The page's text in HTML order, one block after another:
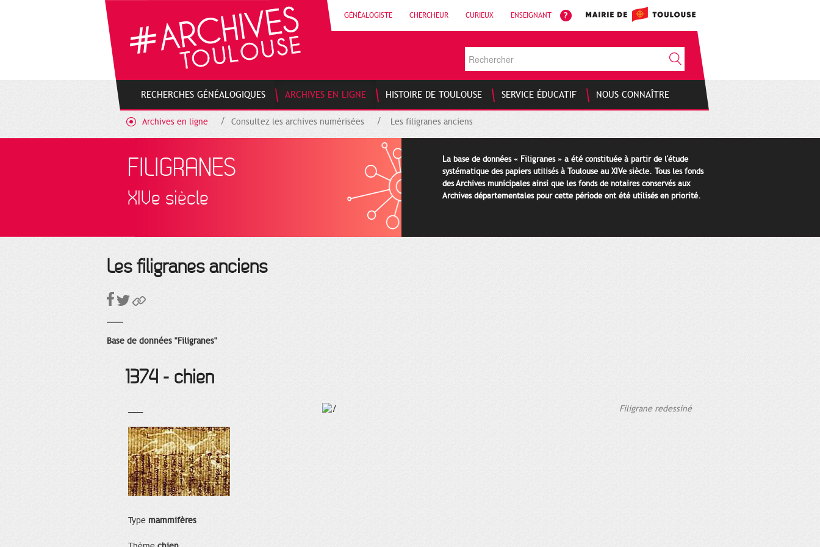
GÉNÉALOGISTE CHERCHEUR CURIEUX ENSEIGNANT
RECHERCHES GÉNÉALOGIQUES ARCHIVES EN LIGNE HISTOIRE DE TOULOUSE SERVICE ÉDUCATIF NOUS CONNAÎTRE
Archives en ligne Consultez les archives numérisées Les filigranes anciens
FILIGRANES
XIVe siècle
La base de données « Filigranes » a été constituée à partir de l'étude
systématique des papiers utilisés à Toulouse au XIVe siècle. Tous les fonds
des Archives municipales ainsi que les fonds de notaires conservés aux
Archives départementales pour cette période ont été utilisés en priorité.
Les filigranes anciens
Base de données "Filigranes"
1374 - chien
Type mammifères
Filigrane redessiné
Gestion de vos préférences sur les cookies